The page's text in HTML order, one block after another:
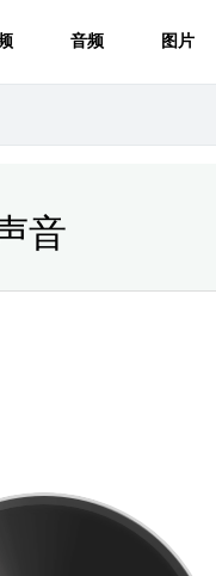
音频 图片
音